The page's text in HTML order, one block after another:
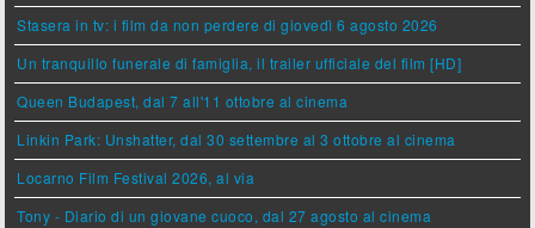
Stasera in tv: i film da non perdere di giovedì 6 agosto 2026
Un tranquillo funerale di famiglia, il trailer ufficiale del film [HD]
Queen Budapest, dal 7 all'11 ottobre al cinema
Linkin Park: Unshatter, dal 30 settembre al 3 ottobre al cinema
Locarno Film Festival 2026, al via
Tony - Diario di un giovane cuoco, dal 27 agosto al cinema